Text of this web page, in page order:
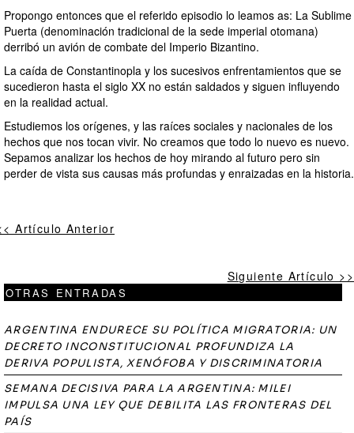
Propongo entonces que el referido episodio lo leamos as: La Sublime
Puerta (denominación tradicional de la sede imperial otomana)
derribó un avión de combate del Imperio Bizantino.
La caída de Constantinopla y los sucesivos enfrentamientos que se
sucedieron hasta el siglo XX no están saldados y siguen influyendo
en la realidad actual.
‎Estudiemos los orígenes, y las raíces sociales y nacionales de los
hechos que nos tocan vivir. No creamos que todo lo nuevo es nuevo.
Sepamos analizar los hechos de hoy mirando al futuro pero sin
perder de vista sus causas más profundas y enraizadas en la historia.
Artículo Anterior
Siguiente Artículo >>
OTRAS ENTRADAS
ARGENTINA ENDURECE SU POLÍTICA MIGRATORIA: UN
DECRETO INCONSTITUCIONAL PROFUNDIZA LA
DERIVA POPULISTA, XENÓFOBA Y DISCRIMINATORIA
SEMANA DECISIVA PARA LA ARGENTINA: MILEI
IMPULSA UNA LEY QUE DEBILITA LAS FRONTERAS DEL
PAÍS